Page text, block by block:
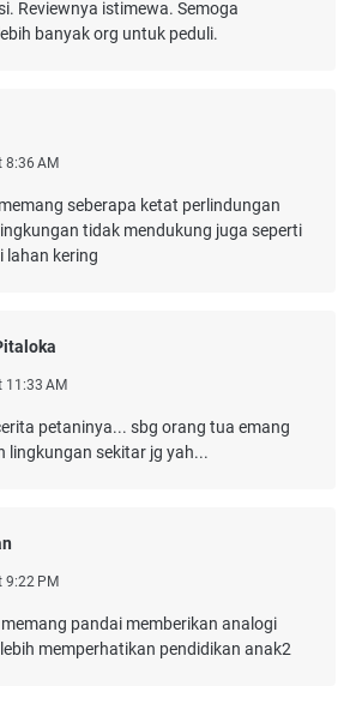
Reviewnya istimewa. Semoga
banyak org untuk peduli.
8:36 AM
seberapa ketat perlindungan
tidak mendukung juga seperti
lahan kering
11:33 AM
petaninya... sbg orang tua emang
lingkungan sekitar jg yah...
9:22 PM
pandai memberikan analogi
memperhatikan pendidikan anak2